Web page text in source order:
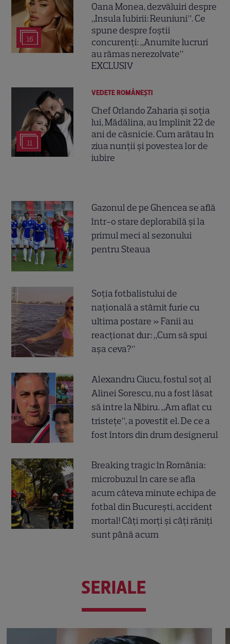
16
Oana Monea, dezvăluiri despre
„Insula Iubirii: Reuniuni”. Ce
spune despre foștii
concurenți: „Anumite lucruri
au rămas nerezolvate”
EXCLUSIV
11
VEDETE ROMÂNEŞTI
Chef Orlando Zaharia și soția
lui, Mădălina, au împlinit 22 de
ani de căsnicie. Cum arătau în
ziua nunții și povestea lor de
iubire
Gazonul de pe Ghencea se află
într-o stare deplorabilă și la
primul meci al sezonului
pentru Steaua
Soția fotbalistului de
națională a stârnit furie cu
ultima postare » Fanii au
reacționat dur: „Cum să spui
așa ceva?”
Alexandru Ciucu, fostul soț al
Alinei Sorescu, nu a fost lăsat
să intre la Nibiru. „Am aflat cu
tristețe”, a povestit el. De ce a
fost întors din drum designerul
Breaking tragic în România:
microbuzul în care se afla
acum câteva minute echipa de
fotbal din București, accident
mortal! Câți morți și câți răniți
sunt până acum
SERIALE